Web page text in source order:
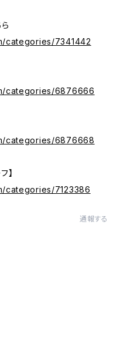
categories/7341442
categories/6876666
categories/6876668
】
categories/7123386
通報する